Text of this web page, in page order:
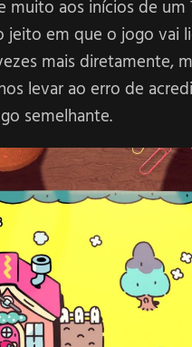
aos inícios de um
em que o jogo vai
mais diretamente,
levar ao erro de
semelhante.